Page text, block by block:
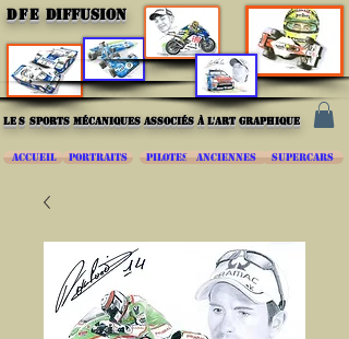
DFE DIFFUSION
les sports mécaniques associés à l'art graphique
ACCUEIL PORTRAITS PILOTES ANCIENNES SUPERCARS